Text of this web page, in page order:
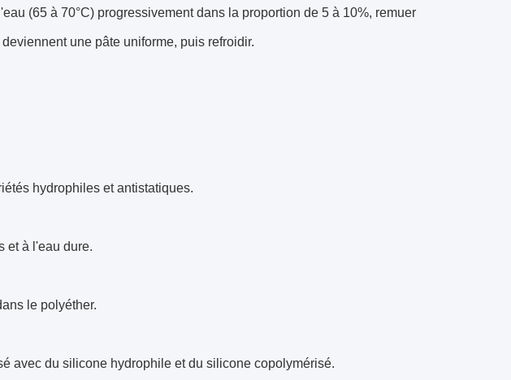
(65 à 70°C) progressivement dans la proportion de 5 à 10%, remuer
une pâte uniforme, puis refroidir.
hydrophiles et antistatiques.
et à l'eau dure.
le polyéther.
avec du silicone hydrophile et du silicone copolymérisé.